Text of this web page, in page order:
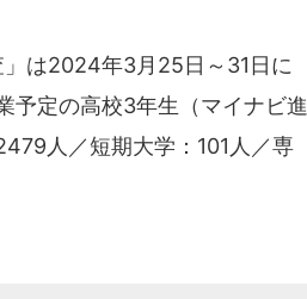
は2024年3月25日～31日に
予定の高校3年生（マイナビ進
人／短期大学：101人／専